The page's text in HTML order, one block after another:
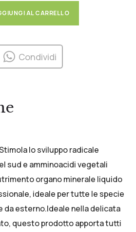
AL CARRELLO
Condividi
lo sviluppo radicale
sud e amminoacidi vegetali
organo minerale liquido
ideale per tutte le specie
da esterno.Ideale nella delicata
questo prodotto apporta tutti